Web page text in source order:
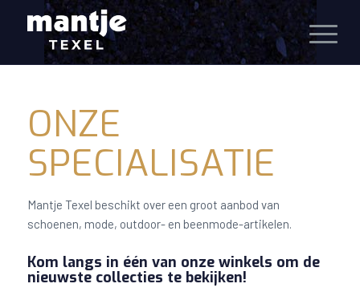
ONZE
SPECIALISATIE
Mantje Texel beschikt over een groot aanbod van
schoenen, mode, outdoor- en beenmode-artikelen.
Kom langs in één van onze winkels om de
nieuwste collecties te bekijken!